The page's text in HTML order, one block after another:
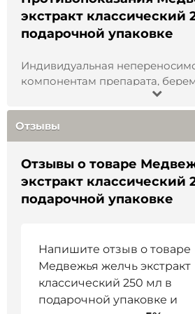
родных, коллег или деловых
выбор тех, кто заботится о
силу природы.
Купить настойку медвежьей
подарочной упаковке вы
интернет-магазине с гарантией
быстрой доставкой по всей
Натуральный состав и сила
в каждой бутылке.
экстракт классический
подарочной упаковке
Индивидуальная
компонентам препарата,
период лактации, возраст до 18
Отзывы
Отзывы о товаре
экстракт классический
подарочной упаковке
Напишите отзыв о товаре
Медвежья желчь экстракт
классический 250 мл в
подарочной упаковке и